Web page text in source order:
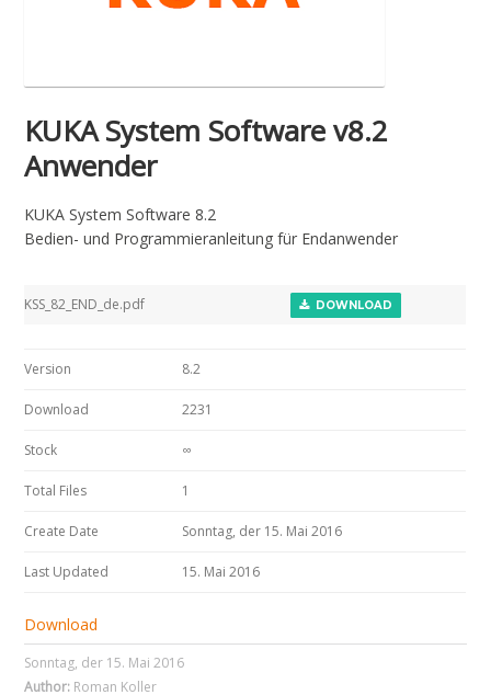
KUKA System Software v8.2
Anwender
KUKA System Software 8.2
Bedien- und Programmieranleitung für Endanwender
KSS_82_END_de.pdf DOWNLOAD
Version 8.2
Download 2231
Stock ∞
Total Files 1
Create Date Sonntag, der 15. Mai 2016
Last Updated 15. Mai 2016
Download
Sonntag, der 15. Mai 2016
Author: Roman Koller